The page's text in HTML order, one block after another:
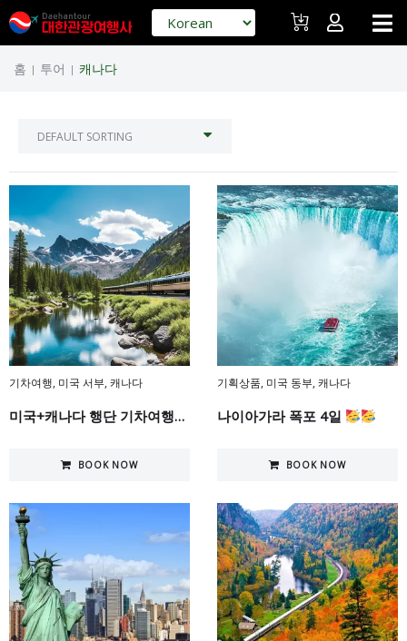
홈 | 투어 | 캐나다
기차여행, 미국 서부,캐나다
미국+캐나다 행단 기차여행11일
BOOK NOW
기획상품, 미국 동부,캐나다
나이아가라 폭포 4일
BOOK NOW